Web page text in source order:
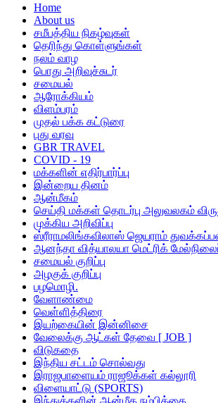
Home
About us
சமீபத்திய நிகழ்வுகள்
தெரிந்து கொள்ளுங்கள்
நலம் வாழ
பொது அறிவுச்சுடர்
சமையல்
ஆரோக்கியம்
விளம்பரம்
முதல் பக்க கட்டுரை
புது வரவு
GBR TRAVEL
COVID - 19
மக்களின் எதிர்பார்ப்பு
இன்றைய தினம்
ஆன்மீகம்
செய்தி மக்கள் தொடர்பு அலுவலகம்
முக்கிய அறிவிப்பு
ஸ்ரீராமலிங்கவிலாஸ் ஜெயராம்
ஆனந்தா வித்யாலயா மெட்ரிக்
சமையல் குறிப்பு
அழகுக் குறிப்பு
பழமொழி.
வேளாண்மை
வெள்ளித்திரை
இயற்கையின் இன்னிசை
வேலைக்கு ஆட்கள் தேவை [ JOB ]
விடுகதை
இந்திய சட்டம் சொல்வது
இராஜபாளையம் ராஜூக்கள் கல்லூரி
விளையாட்டு (SPORTS)
இந்துக்களின் ஆன்மீக நம்பிக்கை